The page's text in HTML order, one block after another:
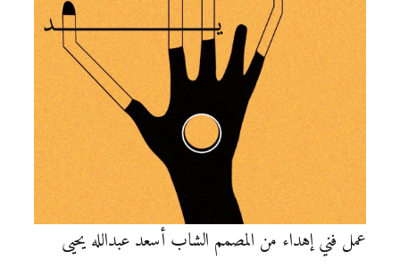
عمل فني إهداء من المصمم الشاب أسعد عبدالله يحيى